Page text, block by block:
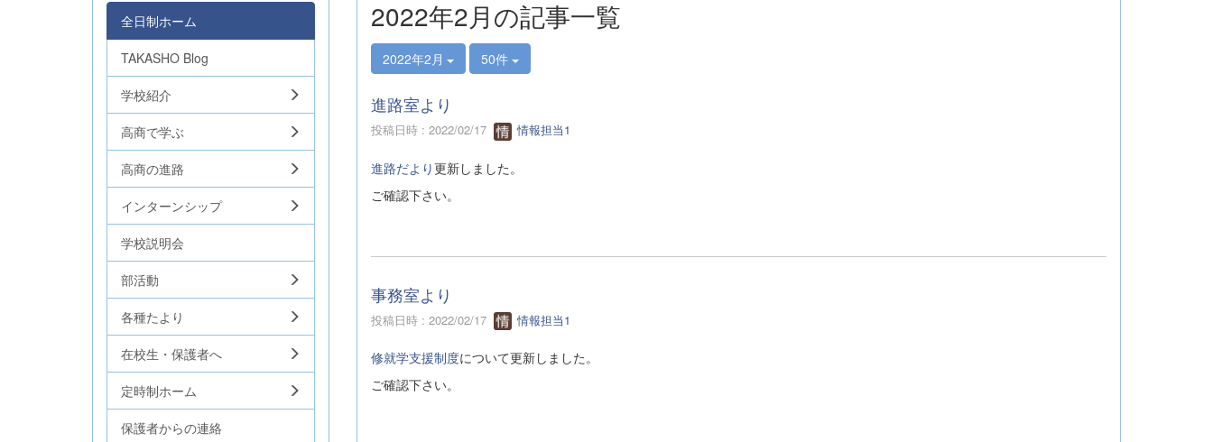
2022年2月の記事一覧
2022年2月 50件
進路室より
投稿日時 : 2022/02/17 情報担当1
進路だより更新しました。
ご確認下さい。
事務室より
投稿日時 : 2022/02/17 情報担当1
修就学支援制度について更新しました。
ご確認下さい。
全日制ホーム
TAKASHO Blog
学校紹介
高商で学ぶ
高商の進路
インターンシップ
学校説明会
部活動
各種たより
在校生・保護者へ
定時制ホーム
保護者からの連絡